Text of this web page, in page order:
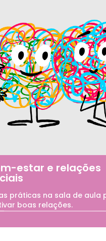
estar e relações
práticas na sala de aula
boas relações.